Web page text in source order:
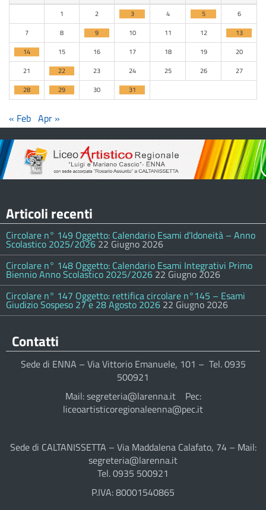
1 2 3 4 5
6
7
8 9 10 11 12
13
14
15 16 17 18 19
20
21
22 23 24 25 26
27
28
29 30 31
« Feb Apr »
Articoli recenti
Circolare n° 149 Oggetto: Calendario Esami d’Idoneità – Anno
Scolastico 2025/2026 22 Giugno 2026
Circolare n° 148 Oggetto: Calendario Esami Integrativi Primo
Biennio Anno Scolastico 2025/2026 22 Giugno 2026
Circolare n° 147 Oggetto: rettifica circolare n°145 – Esami
Giudizio Sospeso 27 e 28 Agosto 2026 22 Giugno 2026
Contatti
Sede di ENNA – Via Vittorio Emanuele, 101 – Tel. 0935
500921
Mail: segreteria@larenna.it Pec:
liceoartisticoregionaleenna@pec.it
Sede di CALTANISSETTA – Via Maddalena Calafato, 74 – Mail:
segreteria@larenna.it
Tel. 0935 500921
P.IVA: 80001540865